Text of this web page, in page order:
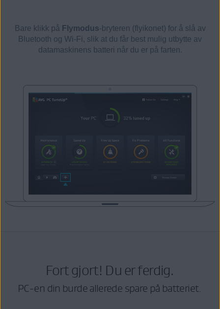
Bare klikk på Flymodus-bryteren (flyikonet) for å slå av
Bluetooth og Wi-Fi, slik at du får best mulig utbytte av
datamaskinens batteri når du er på farten.
Fort gjort! Du er ferdig.
PC-en din burde allerede spare på batteriet.